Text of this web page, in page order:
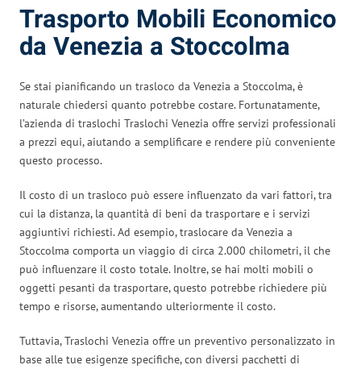
Trasporto Mobili Economico
da Venezia a Stoccolma
Se stai pianificando un trasloco da Venezia a Stoccolma, è
naturale chiedersi quanto potrebbe costare. Fortunatamente,
l’azienda di traslochi Traslochi Venezia offre servizi professionali
a prezzi equi, aiutando a semplificare e rendere più conveniente
questo processo.
Il costo di un trasloco può essere influenzato da vari fattori, tra
cui la distanza, la quantità di beni da trasportare e i servizi
aggiuntivi richiesti. Ad esempio, traslocare da Venezia a
Stoccolma comporta un viaggio di circa 2.000 chilometri, il che
può influenzare il costo totale. Inoltre, se hai molti mobili o
oggetti pesanti da trasportare, questo potrebbe richiedere più
tempo e risorse, aumentando ulteriormente il costo.
Tuttavia, Traslochi Venezia offre un preventivo personalizzato in
base alle tue esigenze specifiche, con diversi pacchetti di